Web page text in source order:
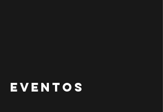
EVENTOS